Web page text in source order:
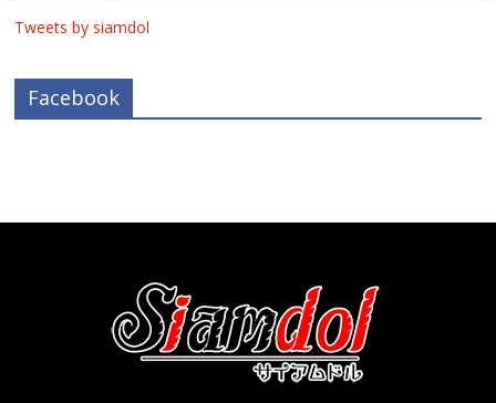
Tweets by siamdol
Facebook